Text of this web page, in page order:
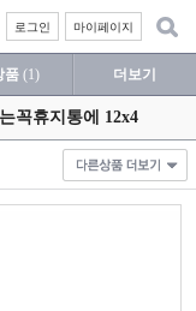
마이페이지
로그인
품 (1) 더보기
꼭휴지통에 12x4